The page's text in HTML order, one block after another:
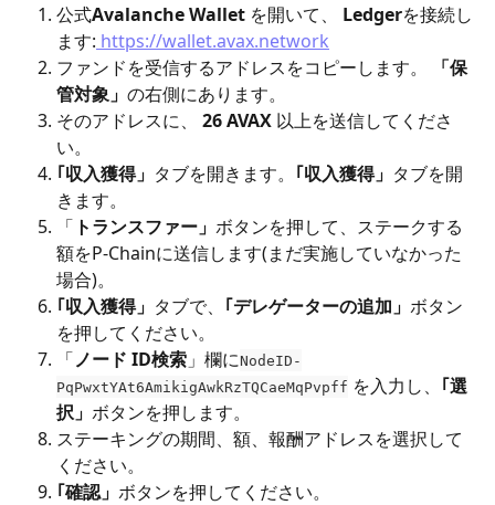
公式AvalancheWallet を開いて、 Ledgerを接続し
ます: https://wallet.avax.network
ファンドを受信するアドレスをコピーします。
「保
管対象」 の右側にあります。
そのアドレスに、 26 AVAX 以上を送信してくださ
い。
｢収入獲得」 タブを開きます。 ｢収入獲得」 タブを開
きます。
「 トランスファー」 ボタンを押して、ステークする
額をP-Chainに送信します(まだ実施していなかった
場合)。
｢収入獲得」 タブで、 ｢デレゲーターの追加」 ボタン
を押してください。
「ノード ID検索 」欄にNodeID-
PqPwxtYAt6AmikigAwkRzTQCaeMqPvpff を入力し、 ｢選
択」 ボタンを押します。
ステーキングの期間、額、報酬アドレスを選択して
ください。
｢確認」 ボタンを押してください。